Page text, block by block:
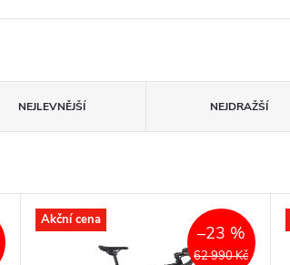
NEJLEVNĚJŠÍ NEJDRAŽŠÍ
Akční cena
62 990 Kč
–23 %